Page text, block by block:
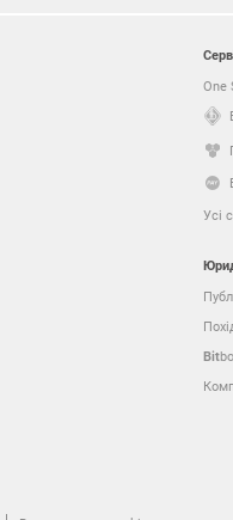
One
Усі
Bit